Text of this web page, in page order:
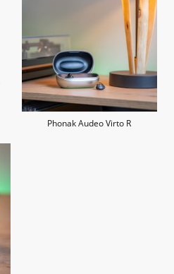
Phonak Audeo Virto R